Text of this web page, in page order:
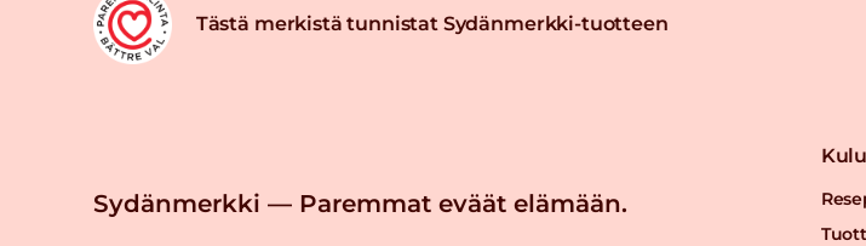
Tästä merkistä tunnistat Sydänmerkki-tuotteen
Sydänmerkki — Paremmat eväät elämään.